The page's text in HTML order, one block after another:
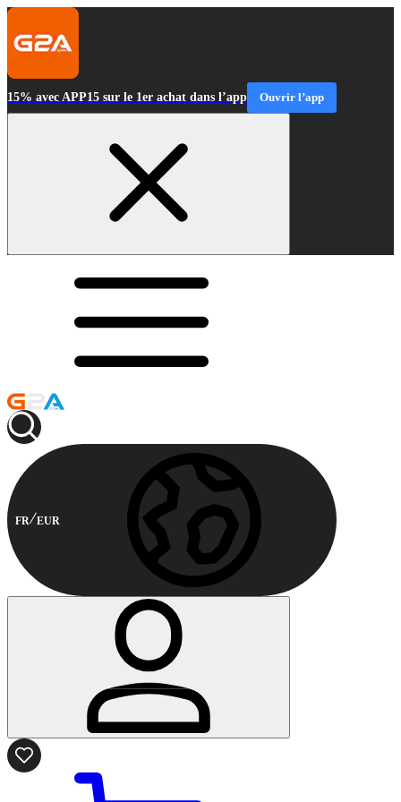
15% avec APP15 sur le 1er achat dans l’app Ouvrir l’app
FR EUR